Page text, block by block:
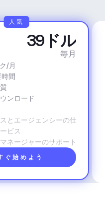
39ドル
毎月
/月
間
ンロード
とエージェンシーの仕事
ビス
ネージャーのサポート
ぐ始めよう
人気